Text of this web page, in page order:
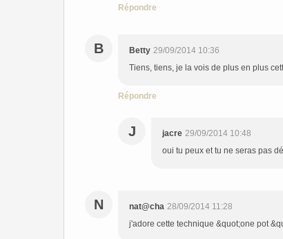
Répondre
B Betty 29/09/2014 10:36
Tiens, tiens, je la vois de plus en plus
Répondre
J jacre 29/09/2014 10:48
oui tu peux et tu ne seras pas
N nat@cha 28/09/2014 11:28
j'adore cette technique &quot;one pot